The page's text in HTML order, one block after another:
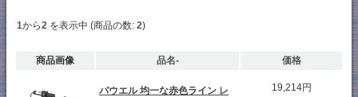
1から2 を表示中 (商品の数: 2)
商品画像 品名- 価格
パウエル 均一な赤色ライン レ
19,214円